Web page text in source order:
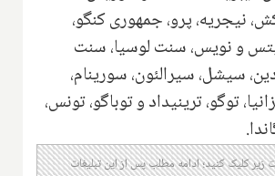
نیجریه، پرو، جمهوری کنگو،
و نویس، سنت لوسیا، سنت
سیشل، سیرالئون، سورینام،
توگو، ترینیداد و توباگو، تونس،
زیر کلیک کنید؛ ادامه مطلب پس از این تبلیغات